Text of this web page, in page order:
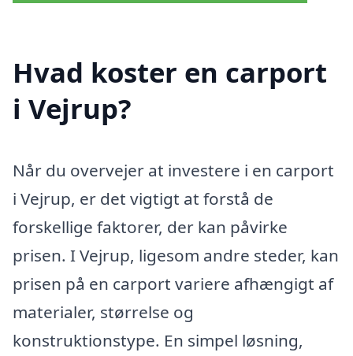
Hvad koster en carport
i Vejrup?
Når du overvejer at investere i en carport
i Vejrup, er det vigtigt at forstå de
forskellige faktorer, der kan påvirke
prisen. I Vejrup, ligesom andre steder, kan
prisen på en carport variere afhængigt af
materialer, størrelse og
konstruktionstype. En simpel løsning,